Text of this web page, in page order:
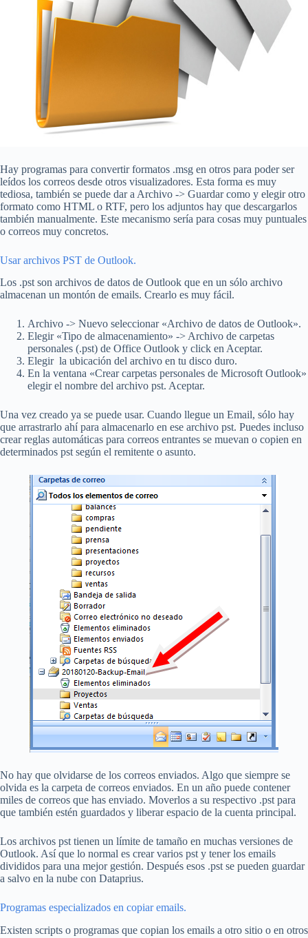
Hay programas para convertir formatos .msg en otros para poder ser
leídos los correos desde otros visualizadores. Esta forma es muy
tediosa, también se puede dar a Archivo -> Guardar como y elegir otro
formato como HTML o RTF, pero los adjuntos hay que descargarlos
también manualmente. Este mecanismo sería para cosas muy puntuales
o correos muy concretos.
Usar archivos PST de Outlook.
Los .pst son archivos de datos de Outlook que en un sólo archivo
almacenan un montón de emails. Crearlo es muy fácil.
Archivo -> Nuevo seleccionar «Archivo de datos de Outlook».
Elegir «Tipo de almacenamiento» -> Archivo de carpetas
personales (.pst) de Office Outlook y click en Aceptar.
Elegir la ubicación del archivo en tu disco duro.
En la ventana «Crear carpetas personales de Microsoft Outlook»
elegir el nombre del archivo pst. Aceptar.
Una vez creado ya se puede usar. Cuando llegue un Email, sólo hay
que arrastrarlo ahí para almacenarlo en ese archivo pst. Puedes incluso
crear reglas automáticas para correos entrantes se muevan o copien en
determinados pst según el remitente o asunto.
No hay que olvidarse de los correos enviados. Algo que siempre se
olvida es la carpeta de correos enviados. En un año puede contener
miles de correos que has enviado. Moverlos a su respectivo .pst para
que también estén guardados y liberar espacio de la cuenta principal.
Los archivos pst tienen un límite de tamaño en muchas versiones de
Outlook. Así que lo normal es crear varios pst y tener los emails
divididos para una mejor gestión. Después esos .pst se pueden guardar
a salvo en la nube con Dataprius.
Programas especializados en copiar emails.
Existen scripts o programas que copian los emails a otro sitio o en otros